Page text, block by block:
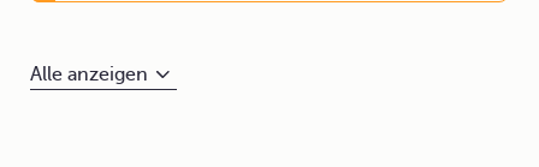
Alle anzeigen